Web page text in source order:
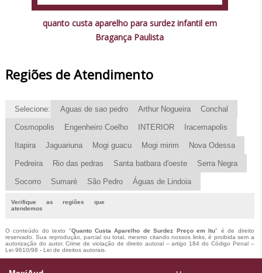
quanto custa aparelho para surdez infantil em
Bragança Paulista
Regiões de Atendimento
Selecione: Aguas de sao pedro Arthur Nogueira Conchal
Cosmopolis Engenheiro Coelho INTERIOR Iracemapolis
Itapira Jaguariuna Mogi guacu Mogi mirim Nova Odessa
Pedreira Rio das pedras Santa batbara d'oeste Serra Negra
Socorro Sumaré São Pedro Águas de Lindoia
Verifique as regiões que
atendemos
O conteúdo do texto "Quanto Custa Aparelho de Surdez Preço em Itu" é de direito
reservado. Sua reprodução, parcial ou total, mesmo citando nossos links, é proibida sem a
autorização do autor. Crime de violação de direito autoral – artigo 184 do Código Penal –
Lei 9610/98 - Lei de direitos autorais.